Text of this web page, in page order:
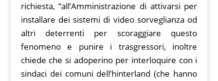
richiesta, “all’Amministrazione di attivarsi per
installare dei sistemi di video sorveglianza od
altri deterrenti per scoraggiare questo
fenomeno e punire i trasgressori, inoltre
chiede che si adoperino per interloquire con i
sindaci dei comuni dell’hinterland (che hanno